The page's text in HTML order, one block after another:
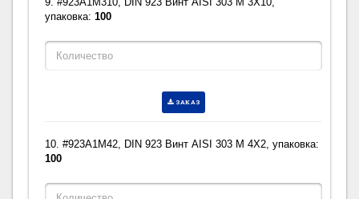
упаковка:100
ЗАКАЗ
10. #923A1M42, DIN 923 Винт AISI 303 M 4X2, упаковка:
100